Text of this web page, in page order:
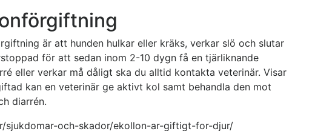
är att hunden hulkar eller kräks, verkar slö och slutar
för att sedan inom 2-10 dygn få en tjärliknande
eller verkar må dåligt ska du alltid kontakta veterinär. Visar
kan en veterinär ge aktivt kol samt behandla den mot
diarrén.
sjukdomar-och-skador/ekollon-ar-giftigt-for-djur/